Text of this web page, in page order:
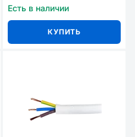
Есть в наличии
КУПИТЬ